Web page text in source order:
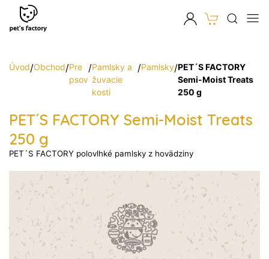
Úvod/Obchod/Pre
psov
/Pamlsky a
žuvacie
kosti
/Pamlsky/PET´S FACTORY
Semi-Moist Treats
250 g
PET´S FACTORY Semi-Moist Treats
250 g
PET´S FACTORY polovlhké pamlsky z hovädziny